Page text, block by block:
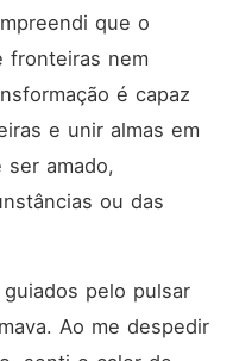
que o
fronteiras nem
é capaz
e unir almas em
amado,
ou das
pelo pulsar
Ao me despedir